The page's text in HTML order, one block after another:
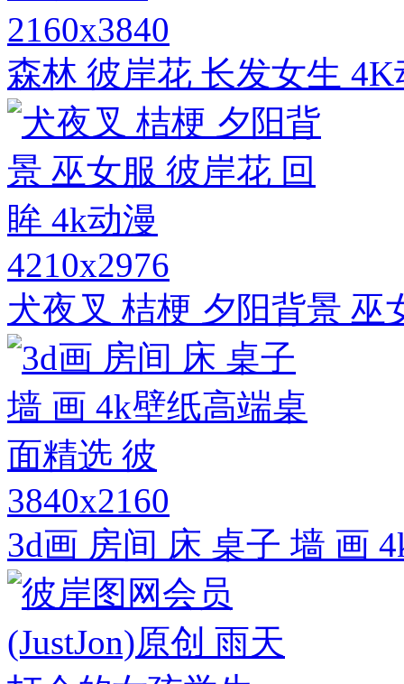
2160x3840
森林 彼岸花 长发女生
4210x2976
犬夜叉 桔梗 夕阳背景 巫
3840x2160
3d画 房间 床 桌子 墙 画